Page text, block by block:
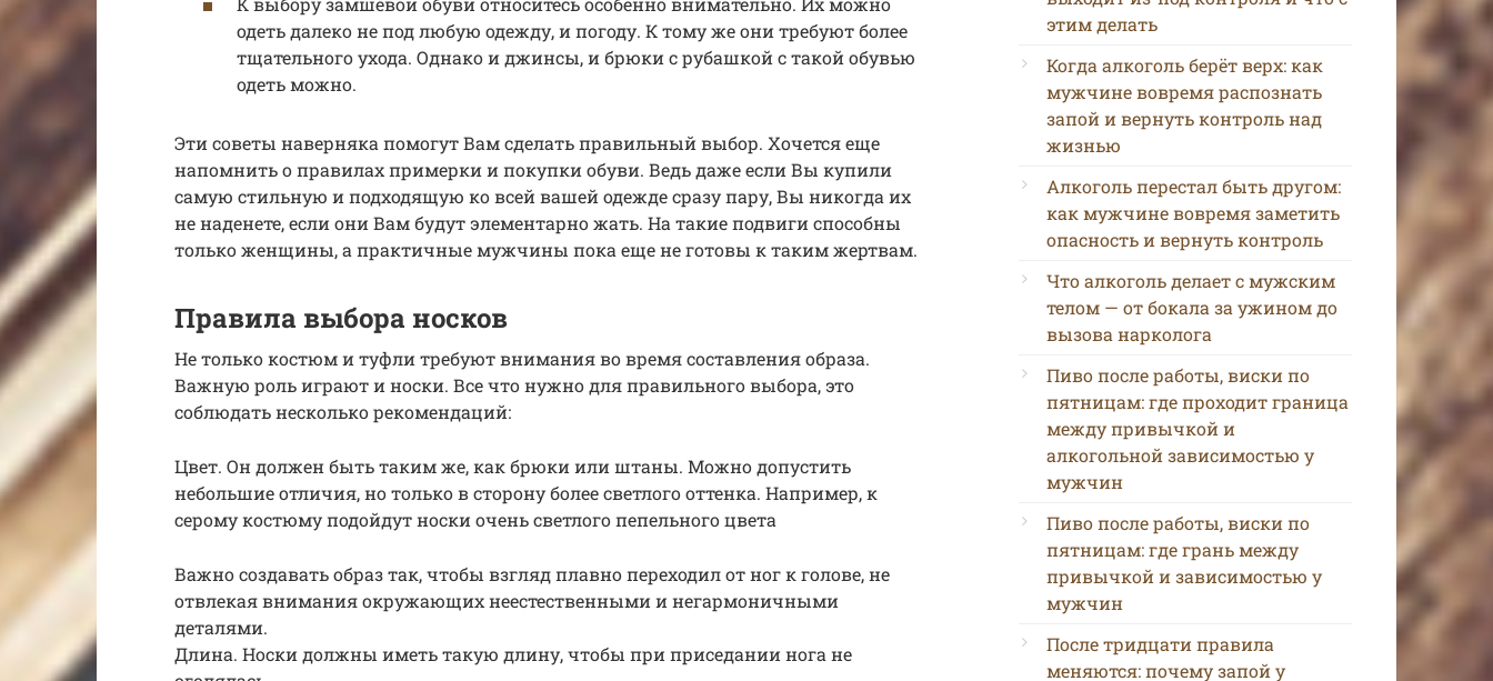
одеть далеко не под любую одежду, и погоду. К тому же они требуют более
тщательного ухода. Однако и джинсы, и брюки с рубашкой с такой обувью
одеть можно.
Эти советы наверняка помогут Вам сделать правильный выбор. Хочется еще
напомнить о правилах примерки и покупки обуви. Ведь даже если Вы купили
самую стильную и подходящую ко всей вашей одежде сразу пару, Вы никогда их
не наденете, если они Вам будут элементарно жать. На такие подвиги способны
только женщины, а практичные мужчины пока еще не готовы к таким жертвам.
Правила выбора носков
Не только костюм и туфли требуют внимания во время составления образа.
Важную роль играют и носки. Все что нужно для правильного выбора, это
соблюдать несколько рекомендаций:
Цвет. Он должен быть таким же, как брюки или штаны. Можно допустить
небольшие отличия, но только в сторону более светлого оттенка. Например, к
серому костюму подойдут носки очень светлого пепельного цвета
Важно создавать образ так, чтобы взгляд плавно переходил от ног к голове, не
отвлекая внимания окружающих неестественными и негармоничными
деталями.
Длина. Носки должны иметь такую длину, чтобы при приседании нога не
этим делать
Когда алкоголь берёт верх: как
мужчине вовремя распознать
запой и вернуть контроль над
жизнью
Алкоголь перестал быть другом:
как мужчине вовремя заметить
опасность и вернуть контроль
Что алкоголь делает с мужским
телом — от бокала за ужином до
вызова нарколога
Пиво после работы, виски по
пятницам: где проходит граница
между привычкой и
алкогольной зависимостью у
мужчин
Пиво после работы, виски по
пятницам: где грань между
привычкой и зависимостью у
мужчин
После тридцати правила
меняются: почему запой у